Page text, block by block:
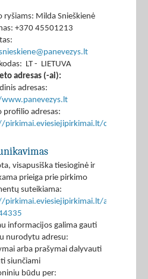
ryšiams: Milda Snieškienė
+370 45501213
LT - LIETUVA
adresas (-ai):
adresas:
profilio adresas:
pirkimai.eviesiejipirkimai.lt/ctm/
visapusiška tiesioginė ir
prieiga prie pirkimo
suteikiama:
pirkimai.eviesiejipirkimai.lt/app/rfq/
informacijos galima gauti
nurodytu adresu:
arba prašymai dalyvauti
siunčiami
būdu per: